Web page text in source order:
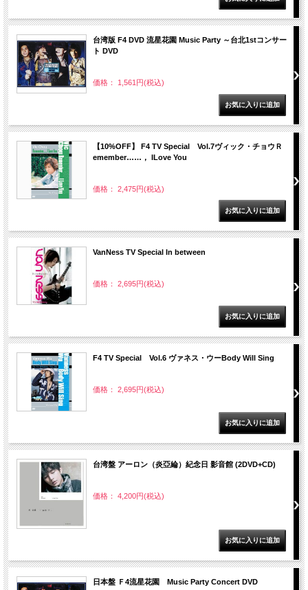
台湾版 F4 DVD 流星花園 Music Party ～台北1stコンサー
ト DVD
価格： 1,561円(税込)
【10%OFF】 F4 TV Special Vol.7ヴィック・チョウＲ
emember……， ILove You
価格： 2,475円(税込)
VanNess TV Special In between
価格： 2,695円(税込)
F4 TV Special Vol.6 ヴァネス・ウーBody Will Sing
価格： 2,695円(税込)
台湾盤 アーロン（炎亞綸）紀念日 影音館 (2DVD+CD)
価格： 4,200円(税込)
日本盤 Ｆ4流星花園 Music Party Concert DVD